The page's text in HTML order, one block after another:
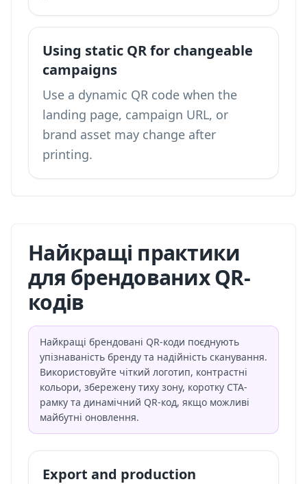
Using static QR for changeable
campaigns
Use a dynamic QR code when the
landing page, campaign URL, or
brand asset may change after
printing.
Найкращі практики
для брендованих QR-
кодів
Найкращі брендовані QR-коди поєднують
упізнаваність бренду та надійність сканування.
Використовуйте чіткий логотип, контрастні
кольори, збережену тиху зону, коротку CTA-
рамку та динамічний QR-код, якщо можливі
майбутні оновлення.
Export and production